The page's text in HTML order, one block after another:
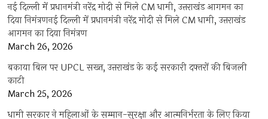
नई दिल्ली में प्रधानमंत्री नरेंद्र मोदी से मिले CM धामी, उत्तराखंड आगमन का
दिया निमंत्रणनई दिल्ली में प्रधानमंत्री नरेंद्र मोदी से मिले CM धामी, उत्तराखंड
आगमन का दिया निमंत्रण
March 26, 2026
बकाया बिल पर UPCL सख्त, उत्तराखंड के कई सरकारी दफ्तरों की बिजली
काटी
March 25, 2026
धामी सरकार ने महिलाओं के सम्मान-सुरक्षा और आत्मनिर्भरता के लिए किया